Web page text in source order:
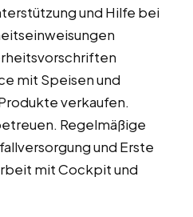
und Hilfe bei
mit Speisen und
verkaufen.
Regelmäßige
und Erste
mit Cockpit und